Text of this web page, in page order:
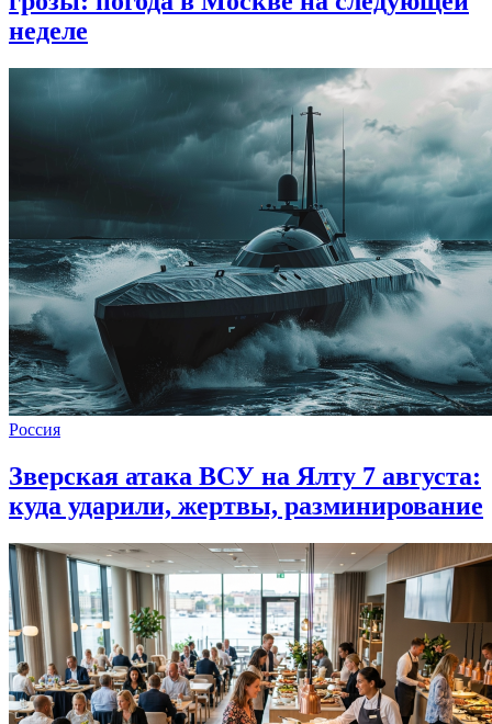
неделе
Россия
Зверская атака ВСУ на Ялту 7 августа:
куда ударили, жертвы, разминирование